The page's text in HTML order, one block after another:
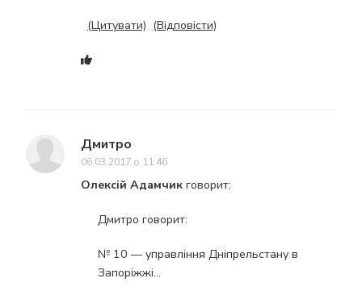
(Цитувати) (Відповісти)
Дмитро
06.03.2017 о 11:46
Олексій Адамчик говорит:
Дмитро говорит:
№ 10 — управління Дніпрельстану в
Запоріжжі…